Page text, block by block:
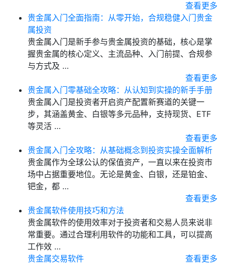
查看更多
贵金属入门全面指南：从零开始，合规稳健入门贵金
属投资
贵金属入门是新手参与贵金属投资的基础，核心是掌
握贵金属的核心定义、主流品种、入门前提、合规参
与方式及 …
查看更多
贵金属入门零基础全攻略：从认知到实操的新手手册
贵金属入门是投资者开启资产配置新赛道的关键一
步，其涵盖黄金、白银等多元品种，支持现货、ETF
等灵活 …
查看更多
贵金属入门全攻略：从基础概念到投资实操全面解析
贵金属作为全球公认的保值资产，一直以来在投资市
场中占据重要地位。无论是黄金、白银，还是铂金、
钯金，都 …
查看更多
贵金属软件使用技巧和方法
贵金属软件的使用效率对于投资者和交易人员来说非
常重要。通过合理利用软件的功能和工具，可以提高
工作效 …
贵金属交易软件
查看更多